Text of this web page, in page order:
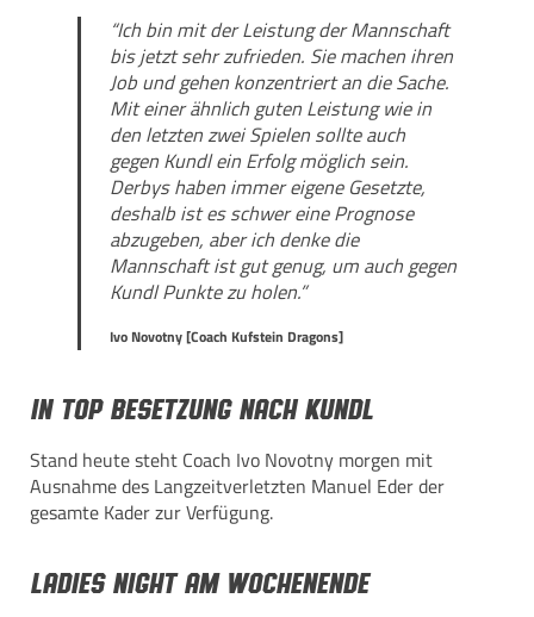
“Ich bin mit der Leistung der Mannschaft
bis jetzt sehr zufrieden. Sie machen ihren
Job und gehen konzentriert an die Sache.
Mit einer ähnlich guten Leistung wie in
den letzten zwei Spielen sollte auch
gegen Kundl ein Erfolg möglich sein.
Derbys haben immer eigene Gesetzte,
deshalb ist es schwer eine Prognose
abzugeben, aber ich denke die
Mannschaft ist gut genug, um auch gegen
Kundl Punkte zu holen.”
Ivo Novotny [Coach Kufstein Dragons]
In top Besetzung nach Kundl
Stand heute steht Coach Ivo Novotny morgen mit
Ausnahme des Langzeitverletzten Manuel Eder der
gesamte Kader zur Verfügung.
Ladies Night am Wochenende